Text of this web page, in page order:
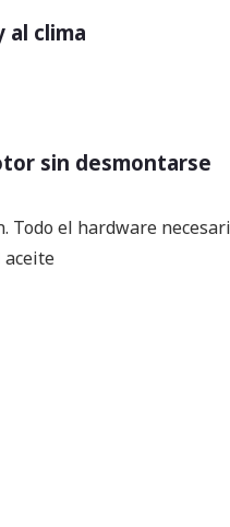
al clima
sin desmontarse
el hardware
aceite